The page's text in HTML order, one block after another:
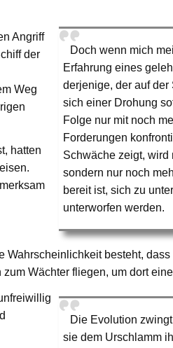
Doch wenn mich
Erfahrung eines
derjenige, der auf der
sich einer Drohung
Folge nur mit noch
Forderungen
Schwäche zeigt, wird
sondern nur noch
bereit ist, sich zu
unterworfen werden.
Angriff
der
Weg
hatten
Wahrscheinlichkeit besteht,
Wächter fliegen, um dort
Die Evolution
sie dem Urschlamm